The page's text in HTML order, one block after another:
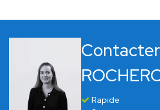
Rapide